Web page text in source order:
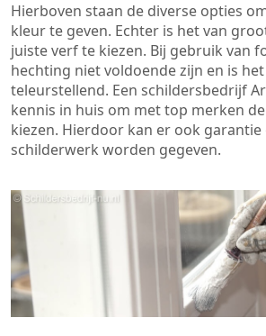
Hierboven staan de diverse opties
kleur te geven. Echter is het van
juiste verf te kiezen. Bij gebruik van
hechting niet voldoende zijn en is
teleurstellend. Een schildersbedrijf
kennis in huis om met top merken
kiezen. Hierdoor kan er ook garantie
schilderwerk worden gegeven.